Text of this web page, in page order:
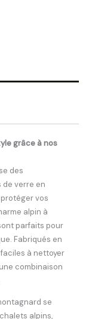
grâce à nos
des
de verre en
vos
alpin à
parfaits pour
Fabriqués en
à nettoyer
combinaison
se
alpins,